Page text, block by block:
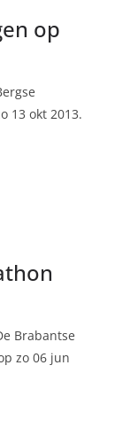
op
13 okt 2013.
Brabantse
zo 06 jun